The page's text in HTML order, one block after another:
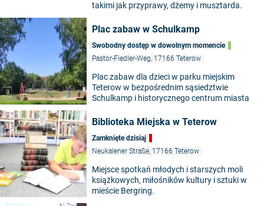
takimi jak przyprawy, dżemy i musztarda.
Plac zabaw w Schulkamp
Swobodny dostęp w dowolnym momencie
Pastor-Fiedler-Weg, 17166 Teterow
Plac zabaw dla dzieci w parku miejskim
Teterow w bezpośrednim sąsiedztwie
Schulkamp i historycznego centrum miasta
Biblioteka Miejska w Teterow
Zamknięte dzisiaj
Neukalener Straße, 17166 Teterow
Miejsce spotkań młodych i starszych moli
książkowych, miłośników kultury i sztuki w
mieście Bergring.